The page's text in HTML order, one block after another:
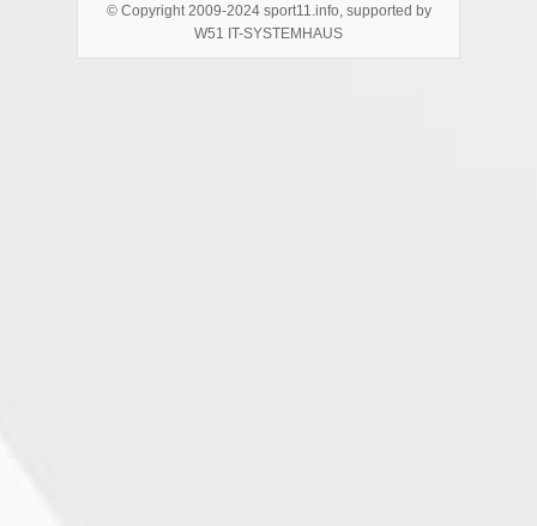
© Copyright 2009-2024 sport11.info, supported by
W51 IT-SYSTEMHAUS